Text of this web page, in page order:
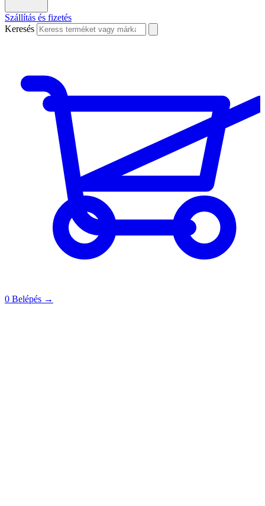
Szállítás és fizetés
Keresés
0 Belépés →